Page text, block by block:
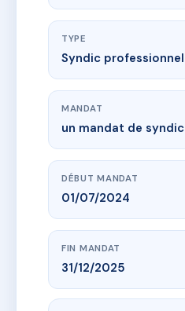
TYPE
Syndic professionnel
MANDAT
un mandat de syndic
DÉBUT MANDAT
01/07/2024
FIN MANDAT
31/12/2025